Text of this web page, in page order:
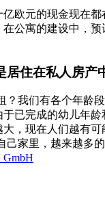
GmbH
欧元的现金现在
公寓的建设中，
住在私人房产
？我们有各个年龄
已完成的幼儿年
，现在人们越有
家里，越来越多